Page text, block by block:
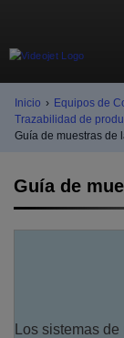
Inicio › Equipos de
Trazabilidad de
Guía de muestras de
Guía de
Los sistemas